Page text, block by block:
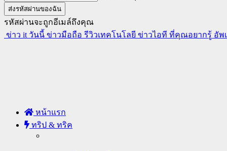
รหัสผ่านจะถูกอีเมล์ถึงคุณ
ข่าว it วันนี้ ข่าวมือถือ รีวิวเทคโนโลยี ข่าวไอที ที่คุณอยากรู้ อัพ
หน้าแรก
ทริป & ทริค